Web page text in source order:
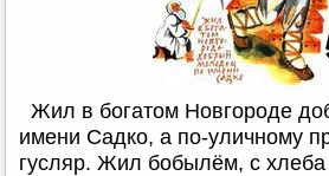
Жил в богатом Новгороде
имени Садко, а по-уличному
гусляр. Жил бобылём, с хлеба